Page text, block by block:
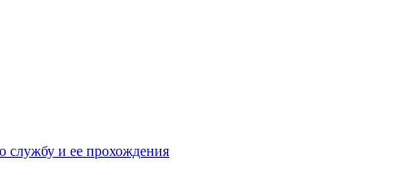
службу и ее прохождения